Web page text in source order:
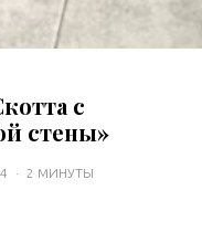
с
стены»
· 2 МИНУТЫ